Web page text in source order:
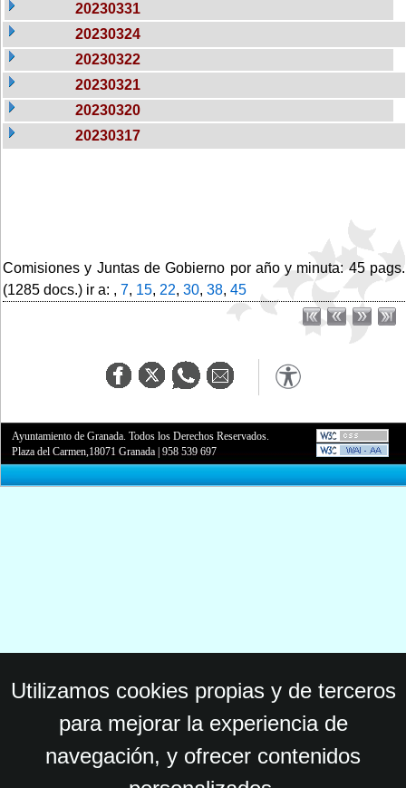
20230331
20230324
20230322
20230321
20230320
20230317
Comisiones y Juntas de Gobierno por año y minuta: 45 pags.
(1285 docs.) ir a: , 7, 15, 22, 30, 38, 45
Ayuntamiento de Granada. Todos los Derechos Reservados.
Plaza del Carmen,18071 Granada |958 539 697
Utilizamos cookies propias y de terceros
para mejorar la experiencia de
navegación, y ofrecer contenidos